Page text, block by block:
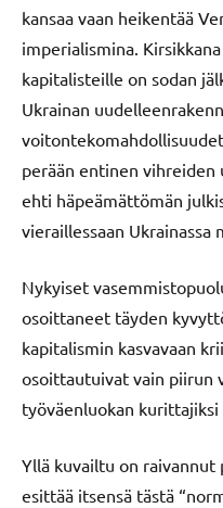
kansaa vaan heikentää
imperialismina.
kapitalisteille on sodan
Ukrainan
perään entinen vihreiden
ehti häpeämättömän
vieraillessaan Ukrainassa
Nykyiset
osoittaneet täyden
kapitalismin kasvavaan
osoittautuivat vain piirun
työväenluokan
Yllä kuvailtu on
esittää itsensä tästä